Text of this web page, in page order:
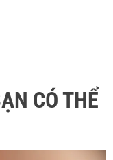
CÓ THỂ